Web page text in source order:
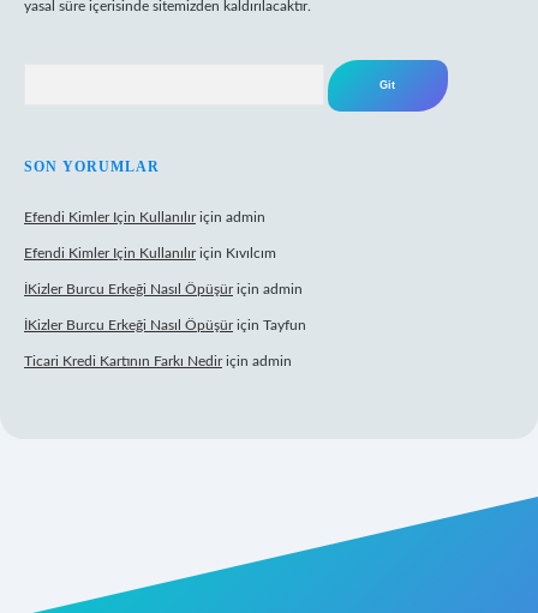
yasal süre içerisinde sitemizden kaldırılacaktır.
SON YORUMLAR
Efendi Kimler Için Kullanılıriçin admin
Efendi Kimler Için Kullanılıriçin Kıvılcım
İKizler Burcu Erkeği Nasıl Öpüşüriçin admin
İKizler Burcu Erkeği Nasıl Öpüşüriçin Tayfun
Ticari Kredi Kartının Farkı Nediriçin admin